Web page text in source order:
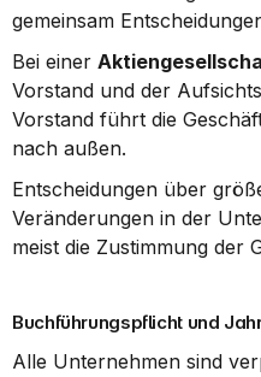
gemeinsam
Bei einer
Vorstand und der
Vorstand führt die
nach außen.
Entscheidungen über
Veränderungen in der
meist die Zustimmung der
Buchführungspflicht und
Alle Unternehmen sind